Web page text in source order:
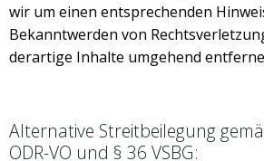
wir um einen entsprechenden
Bekanntwerden von
derartige Inhalte umgehend
Alternative Streitbeilegung
ODR-VO und § 36 VSBG: